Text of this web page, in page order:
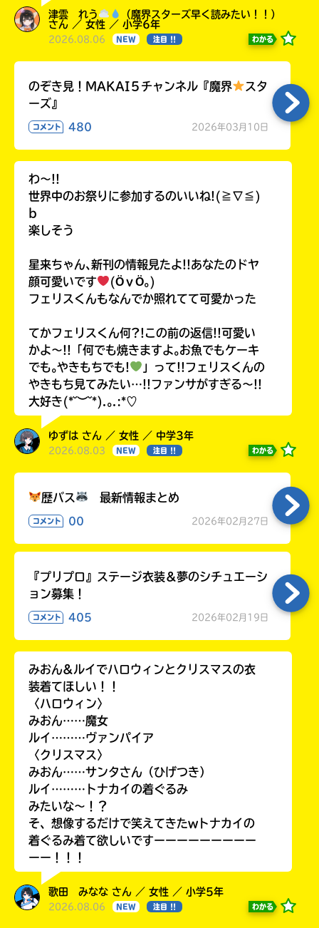
津雲 れう
（魔界スターズ早く読みたい！！）
さん ／ 女性 ／ 小学6年
2026.08.06 NEW 注目 !! わかる
のぞき見！MAKAI５チャンネル『魔界
スタ
ーズ』
コメント 480 2026年03月10日
わ〜!!
世界中のお祭りに参加するのいいね!(≧∇≦)
b
楽しそう
星来ちゃん､新刊の情報見たよ!!あなたのドヤ
顔可愛いです
(ӦｖӦ｡)
フェリスくんもなんでか照れてて可愛かった
てかフェリスくん何?!この前の返信!!可愛い
かよ〜!!「何でも焼きますよ｡お魚でもケーキ
でも｡やきもちでも!
」って!!フェリスくんの
やきもち見てみたい…!!ファンサがすぎる〜!!
大好き(*˘︶˘*).｡.:*♡
ゆずは さん ／ 女性 ／ 中学3年
2026.08.03 NEW 注目 !! わかる
歴バス 最新情報まとめ
コメント 00 2026年02月27日
『プリプロ』ステージ衣装＆夢のシチュエーシ
ョン募集！
コメント 405 2026年02月19日
みおん&ルイでハロウィンとクリスマスの衣
装着てほしい！！
〈ハロウィン〉
みおん……魔女
ルイ………ヴァンパイア
〈クリスマス〉
みおん……サンタさん（ひげつき）
ルイ………トナカイの着ぐるみ
みたいな〜！？
そ、想像するだけで笑えてきたwトナカイの
着ぐるみ着て欲しいですーーーーーーーーー
ーー！！！
歌田 みなな さん ／ 女性 ／ 小学5年
2026.08.06 NEW 注目 !! わかる